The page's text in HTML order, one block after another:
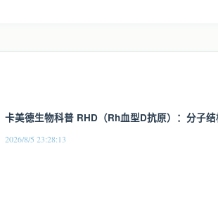
卡美德生物科普 RHD（Rh血型D抗原）：分子
2026/8/5 23:28:13